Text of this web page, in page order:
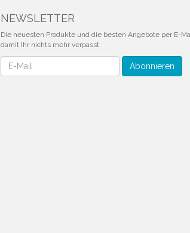
NEWSLETTER
Die neuesten Produkte und die besten Angebote per E-
damit Ihr nichts mehr verpasst.
Newsletter Abonnieren